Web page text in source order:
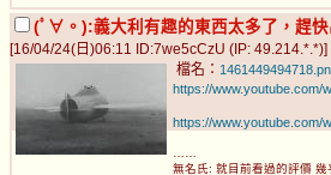
(ﾟ∀。):義大利有趣的東西太多了，趕快
[16/04/24(日)06:11 ID:7we5cCzU (IP: 49.214.*.*)]
檔名：
https://www.youtube.com/
https://www.youtube.com/
無名氏: 就目前看過的評價